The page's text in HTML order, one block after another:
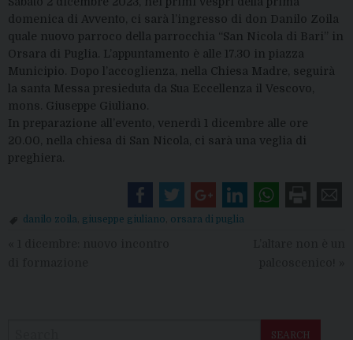
domenica di Avvento, ci sarà l’ingresso di don Danilo Zoila
quale nuovo parroco della parrocchia “San Nicola di Bari” in
Orsara di Puglia. L’appuntamento è alle 17.30 in piazza
Municipio. Dopo l’accoglienza, nella Chiesa Madre, seguirà
la santa Messa presieduta da Sua Eccellenza il Vescovo,
mons. Giuseppe Giuliano.
In preparazione all’evento, venerdì 1 dicembre alle ore
20.00, nella chiesa di San Nicola, ci sarà una veglia di
preghiera.
danilo zoila giuseppe giuliano orsara di puglia
SEARCH